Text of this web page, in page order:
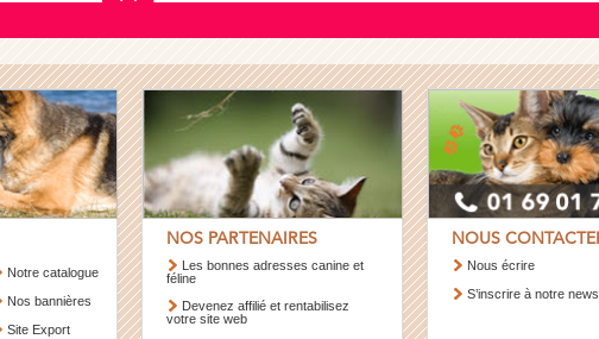
Notre catalogue
Nos bannières
Site Export
NOS PARTENAIRES
Les bonnes adresses canine et
féline
Devenez affilié et rentabilisez
votre site web
NOUS
Nous écrire
S’inscrire à notre